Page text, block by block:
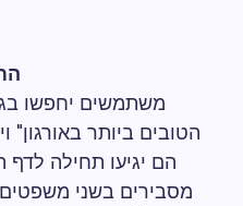
משתמשים יחפשו
הטובים ביותר באורגון"
הם יגיעו תחילה לדף
מסבירים בשני משפטים